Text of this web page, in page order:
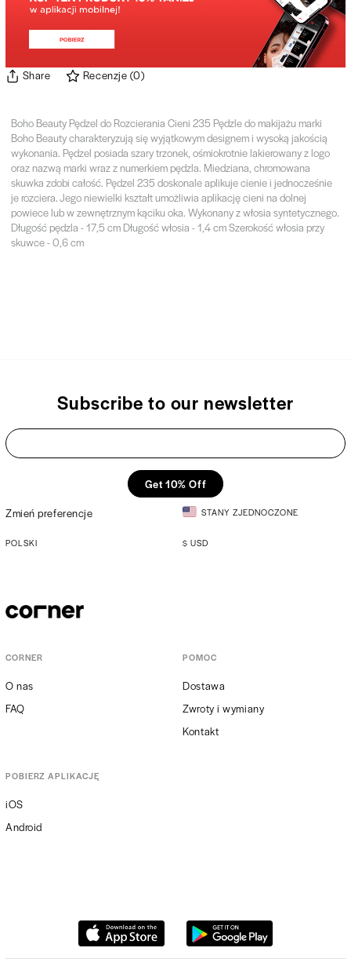
Share Recenzje (0)
Boho Beauty Pędzel do Rozcierania Cieni 235 Pędzle do makijażu marki
Boho Beauty charakteryzują się wyjątkowym designem i wysoką jakością
wykonania. Pędzel posiada szary trzonek, ośmiokrotnie lakierowany z logo
oraz nazwą marki wraz z numerkiem pędzla. Miedziana, chromowana
skuwka zdobi całość. Pędzel 235 doskonale aplikuje cienie i jednocześnie
je rozciera. Jego niewielki kształt umożliwia aplikację cieni na dolnej
powiece lub w zewnętrznym kąciku oka. Wykonany z włosia syntetycznego.
Długość pędzla - 17,5 cm Długość włosia - 1,4 cm Szerokość włosia przy
skuwce - 0,6 cm
Subscribe to our newsletter
Get 10% Off
Zmień preferencje
STANY ZJEDNOCZONE
POLSKI $ USD
CORNER
O nas
FAQ
POMOC
Dostawa
Zwroty i wymiany
Kontakt
POBIERZ APLIKACJĘ
iOS
Android